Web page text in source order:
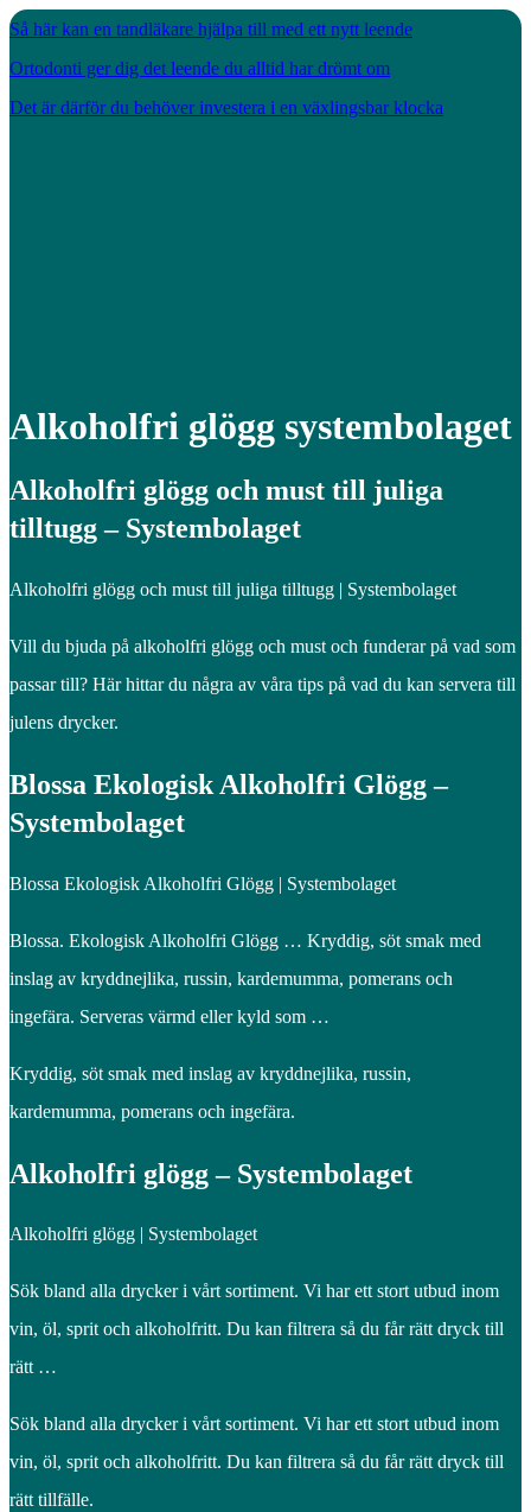
Så här kan en tandläkare hjälpa till med ett nytt leende
Ortodonti ger dig det leende du alltid har drömt om
Det är därför du behöver investera i en växlingsbar klocka
Alkoholfri glögg systembolaget
Alkoholfri glögg och must till juliga
tilltugg – Systembolaget
Alkoholfri glögg och must till juliga tilltugg | Systembolaget
Vill du bjuda på alkoholfri glögg och must och funderar på vad som
passar till? Här hittar du några av våra tips på vad du kan servera till
julens drycker.
Blossa Ekologisk Alkoholfri Glögg –
Systembolaget
Blossa Ekologisk Alkoholfri Glögg | Systembolaget
Blossa. Ekologisk Alkoholfri Glögg … Kryddig, söt smak med
inslag av kryddnejlika, russin, kardemumma, pomerans och
ingefära. Serveras värmd eller kyld som …
Kryddig, söt smak med inslag av kryddnejlika, russin,
kardemumma, pomerans och ingefära.
Alkoholfri glögg – Systembolaget
Alkoholfri glögg | Systembolaget
Sök bland alla drycker i vårt sortiment. Vi har ett stort utbud inom
vin, öl, sprit och alkoholfritt. Du kan filtrera så du får rätt dryck till
rätt …
Sök bland alla drycker i vårt sortiment. Vi har ett stort utbud inom
vin, öl, sprit och alkoholfritt. Du kan filtrera så du får rätt dryck till
rätt tillfälle.